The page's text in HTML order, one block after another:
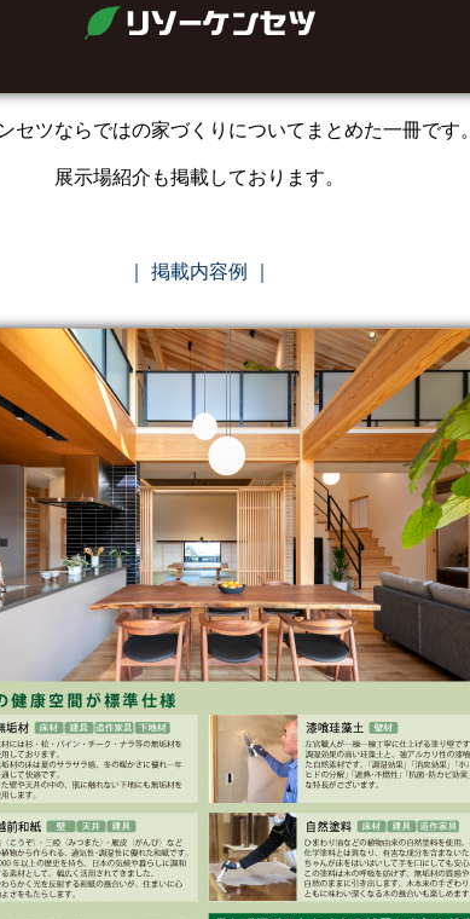
セツならではの家づくりについてまとめた一冊です
展示場紹介も掲載しております。
｜ 掲載内容例 ｜